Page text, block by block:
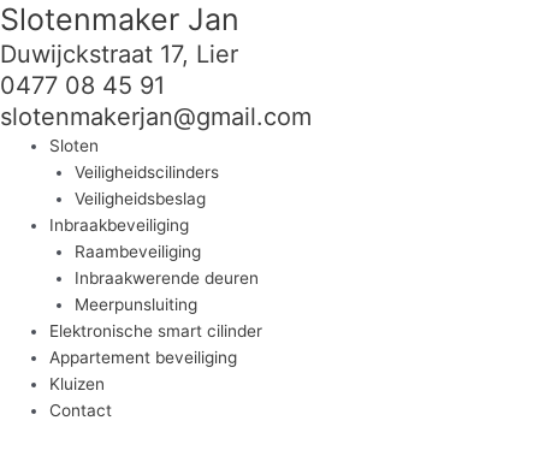
Ga
de
inhoud
Slotenmaker Jan
Duwijckstraat 17, Lier
0477 08 45 91
slotenmakerjan@gmail.com
Sloten
Veiligheidscilinders
Veiligheidsbeslag
Inbraakbeveiliging
Raambeveiliging
Inbraakwerende deuren
Meerpunsluiting
Elektronische smart cilinder
Appartement beveiliging
Kluizen
Contact